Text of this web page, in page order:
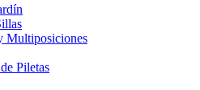
Multiposiciones
Piletas